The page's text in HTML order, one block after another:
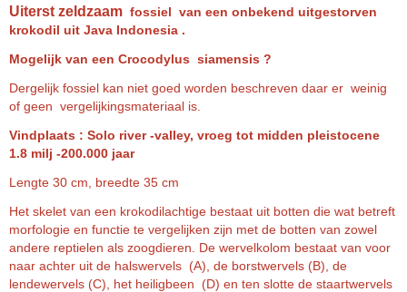
Uiterst zeldzaam fossiel van een onbekend uitgestorven
krokodil uit Java Indonesia .
Mogelijk van een Crocodylus siamensis ?
Dergelijk fossiel kan niet goed worden beschreven daar er weinig
of geen vergelijkingsmateriaal is.
Vindplaats : Solo river -valley, vroeg tot midden pleistocene
1.8 milj -200.000 jaar
Lengte 30 cm, breedte 35 cm
Het skelet van een krokodilachtige bestaat uit botten die wat betreft
morfologie en functie te vergelijken zijn met de botten van zowel
andere reptielen als zoogdieren. De wervelkolom bestaat van voor
naar achter uit de halswervels (A), de borstwervels (B), de
lendewervels (C), het heiligbeen (D) en ten slotte de staartwervels